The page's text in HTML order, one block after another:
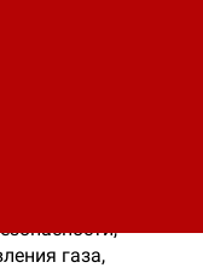
газа,